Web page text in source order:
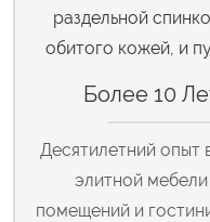
Более 10
Десятилетний опыт
элитной
помещений и